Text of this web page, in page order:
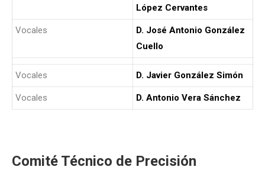
López Cervantes
Vocales
D. José Antonio González
Cuello
Vocales D. Javier González Simón
Vocales D. Antonio Vera Sánchez
Comité Técnico de Precisión